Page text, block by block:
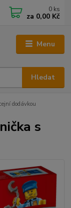
Menu
Hledat
0 ks
za 0,00 Kč
dodávkou
s